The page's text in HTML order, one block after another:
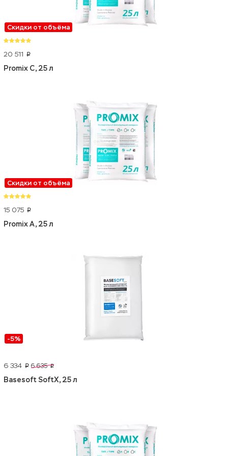
Скидки от объёма
20 511 p
Promix C, 25 л
Скидки от объёма
15 075 p
Promix A, 25 л
-5%
6 334 p 6 635 p
Basesoft SoftX, 25 л